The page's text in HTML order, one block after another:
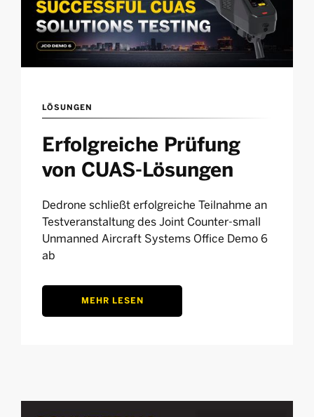
LÖSUNGEN
Erfolgreiche Prüfung
von CUAS-Lösungen
Dedrone schließt erfolgreiche Teilnahme an
Testveranstaltung des Joint Counter-small
Unmanned Aircraft Systems Office Demo 6
ab
MEHR LESEN